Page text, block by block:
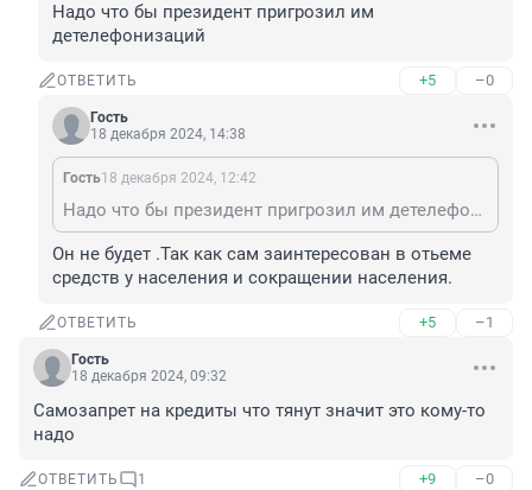
Надо что бы президент пригрозил им
детелефонизаций
ОТВЕТИТЬ +5 –0
Гость
18 декабря 2024, 14:38
Гость18 декабря 2024, 12:42
Надо что бы президент пригрозил им детелефонизаций
Он не будет .Так как сам заинтересован в отьеме
средств у населения и сокращении населения.
ОТВЕТИТЬ +5 –1
Гость
18 декабря 2024, 09:32
Самозапрет на кредиты что тянут значит это кому-то
надо
ОТВЕТИТЬ 1 +9 –0